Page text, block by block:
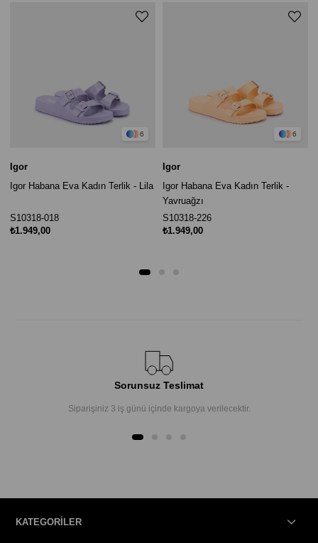
6
Igor
Igor Habana Eva Kadın Terlik - Lila
S10318-018
₺1.949,00
6
Igor
Igor Habana Eva Kadın Terlik -
Yavruağzı
S10318-226
₺1.949,00
Sorunsuz Teslimat
Siparişiniz 3 iş günü içinde kargoya verilecektir.
KATEGORİLER